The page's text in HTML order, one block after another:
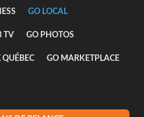
GO LOCAL
TV GO PHOTOS
QUÉBEC GO MARKETPLACE